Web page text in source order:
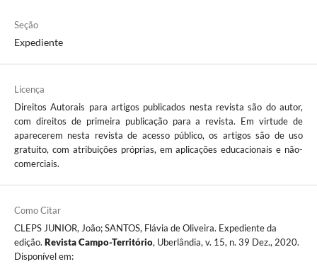
Seção
Expediente
Licença
Direitos Autorais para artigos publicados nesta revista são do autor,
com direitos de primeira publicação para a revista. Em virtude de
aparecerem nesta revista de acesso público, os artigos são de uso
gratuito, com atribuições próprias, em aplicações educacionais e não-
comerciais.
Como Citar
CLEPS JUNIOR, João; SANTOS, Flávia de Oliveira. Expediente da
edição. Revista Campo-Território, Uberlândia, v. 15, n. 39 Dez., 2020.
Disponível em: